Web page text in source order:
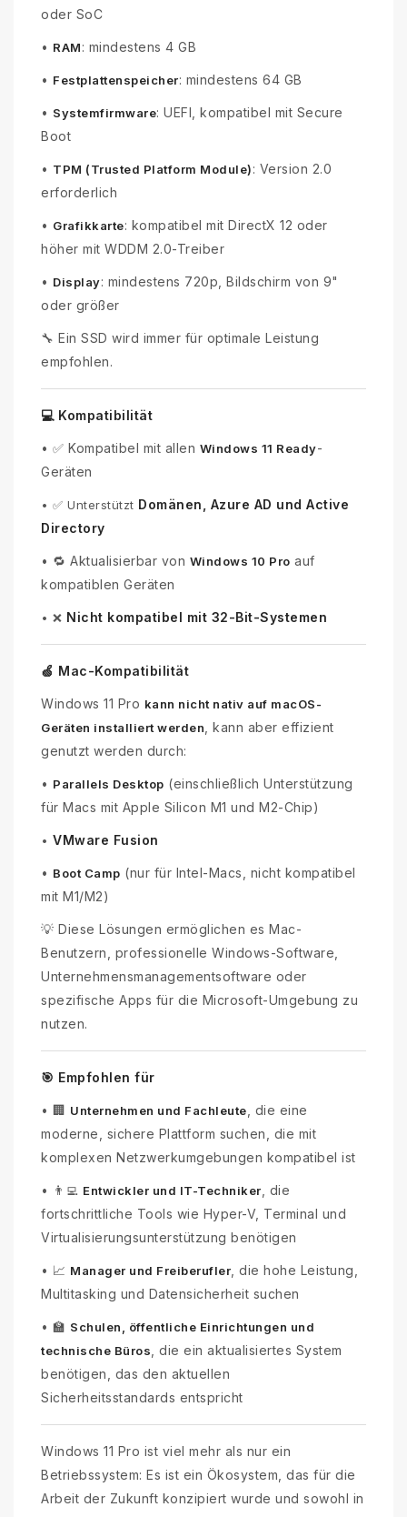
oder SoC
• RAM: mindestens 4 GB
• Festplattenspeicher: mindestens 64 GB
• Systemfirmware: UEFI, kompatibel mit Secure
Boot
• TPM (Trusted Platform Module): Version 2.0
erforderlich
• Grafikkarte: kompatibel mit DirectX 12 oder
höher mit WDDM 2.0-Treiber
• Display: mindestens 720p, Bildschirm von 9"
oder größer
🔧 Ein SSD wird immer für optimale Leistung
empfohlen.
💻 Kompatibilität
• ✅ Kompatibel mit allen Windows 11 Ready-
Geräten
• ✅ Unterstützt Domänen, Azure AD und Active
Directory
• 🔁 Aktualisierbar von Windows 10 Pro auf
kompatiblen Geräten
• ❌ Nicht kompatibel mit 32-Bit-Systemen
🍏 Mac-Kompatibilität
Windows 11 Pro kann nicht nativ auf macOS-
Geräten installiert werden , kann aber effizient
genutzt werden durch:
• Parallels Desktop (einschließlich Unterstützung
für Macs mit Apple Silicon M1 und M2-Chip)
• VMware Fusion
• Boot Camp (nur für Intel-Macs, nicht kompatibel
mit M1/M2)
💡 Diese Lösungen ermöglichen es Mac-
Benutzern, professionelle Windows-Software,
Unternehmensmanagementsoftware oder
spezifische Apps für die Microsoft-Umgebung zu
nutzen.
🎯 Empfohlen für
• 🏢 Unternehmen und Fachleute , die eine
moderne, sichere Plattform suchen, die mit
komplexen Netzwerkumgebungen kompatibel ist
• 👨‍💻 Entwickler und IT-Techniker , die
fortschrittliche Tools wie Hyper-V, Terminal und
Virtualisierungsunterstützung benötigen
• 📈 Manager und Freiberufler , die hohe Leistung,
Multitasking und Datensicherheit suchen
• 🏫 Schulen, öffentliche Einrichtungen und
technische Büros , die ein aktualisiertes System
benötigen, das den aktuellen
Sicherheitsstandards entspricht
Windows 11 Pro ist viel mehr als nur ein
Betriebssystem: Es ist ein Ökosystem, das für die
Arbeit der Zukunft konzipiert wurde und sowohl in